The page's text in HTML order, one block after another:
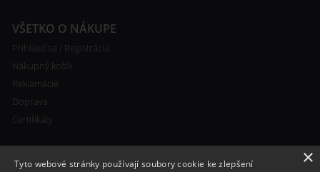
VŠETKO O NÁKUPE
Prihlásiť sa / Registrácia
Nákupný košík
Reklamácie
Doprava
Certifikáty
×
Tyto webové stránky používají soubory cookie ke zlepšení